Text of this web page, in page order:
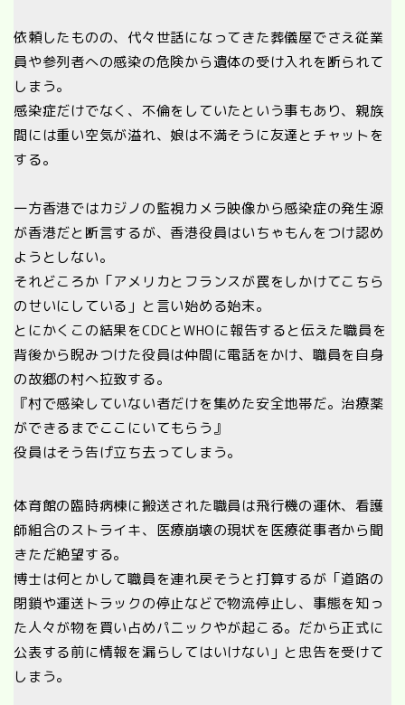
依頼したものの、代々世話になってきた葬儀屋でさえ従業
員や参列者への感染の危険から遺体の受け入れを断られて
しまう。
感染症だけでなく、不倫をしていたという事もあり、親族
間には重い空気が溢れ、娘は不満そうに友達とチャットを
する。
一方香港ではカジノの監視カメラ映像から感染症の発生源
が香港だと断言するが、香港役員はいちゃもんをつけ認め
ようとしない。
それどころか「アメリカとフランスが罠をしかけてこちら
のせいにしている」と言い始める始末。
とにかくこの結果をCDCとWHOに報告すると伝えた職員を
背後から睨みつけた役員は仲間に電話をかけ、職員を自身
の故郷の村へ拉致する。
『村で感染していない者だけを集めた安全地帯だ。治療薬
ができるまでここにいてもらう』
役員はそう告げ立ち去ってしまう。
体育館の臨時病棟に搬送された職員は飛行機の運休、看護
師組合のストライキ、医療崩壊の現状を医療従事者から聞
きただ絶望する。
博士は何とかして職員を連れ戻そうと打算するが「道路の
閉鎖や運送トラックの停止などで物流停止し、事態を知っ
た人々が物を買い占めパニックやが起こる。だから正式に
公表する前に情報を漏らしてはいけない」と忠告を受けて
しまう。